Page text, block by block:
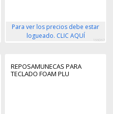
Para ver los precios debe estar
logueado. CLIC AQUÍ
166067
REPOSAMUNECAS PARA
TECLADO FOAM PLU